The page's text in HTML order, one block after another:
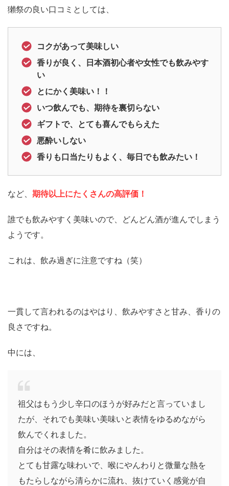
獺祭の良い口コミとしては、
コクがあって美味しい
香りが良く、日本酒初心者や女性でも飲みやす
い
とにかく美味い！！
いつ飲んでも、期待を裏切らない
ギフトで、とても喜んでもらえた
悪酔いしない
香りも口当たりもよく、毎日でも飲みたい！
など、 期待以上にたくさんの高評価！
誰でも飲みやすく美味いので、どんどん酒が進んでしまう
ようです。
これは、飲み過ぎに注意ですね（笑）
一貫して言われるのはやはり、飲みやすさと甘み、香りの
良さですね。
中には、
祖父はもう少し辛口のほうが好みだと言っていまし
たが、それでも美味い美味いと表情をゆるめながら
飲んでくれました。
自分はその表情を肴に飲みました。
とても甘露な味わいで、喉にやんわりと微量な熱を
もたらしながら清らかに流れ、抜けていく感覚が自